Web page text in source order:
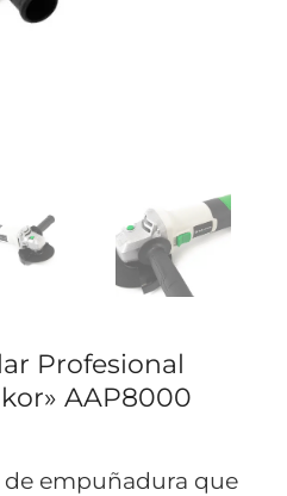
Profesional
AAP8000
de empuñadura que